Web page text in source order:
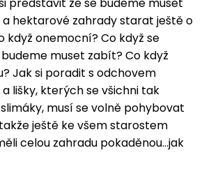
hektarové zahrady starat ještě o
když onemocní? Co když se
muset zabít? Co když
Jak si poradit s odchovem
lišky, kterých se všichni tak
musí se volně pohybovat
ještě ke všem starostem
celou zahradu pokaděnou...jak